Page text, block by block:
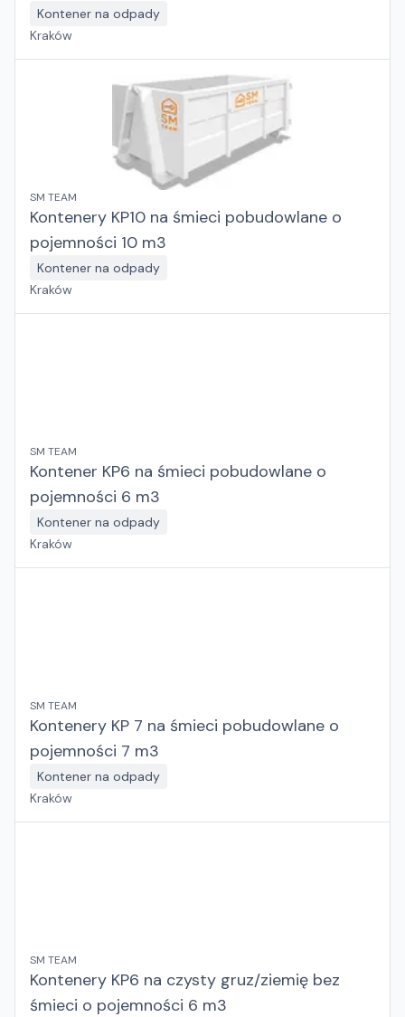
Kontener na odpady
Kraków
SM TEAM
Kontenery KP10 na śmieci pobudowlane o
pojemności 10 m3
Kontener na odpady
Kraków
SM TEAM
Kontener KP6 na śmieci pobudowlane o
pojemności 6 m3
Kontener na odpady
Kraków
SM TEAM
Kontenery KP 7 na śmieci pobudowlane o
pojemności 7 m3
Kontener na odpady
Kraków
SM TEAM
Kontenery KP6 na czysty gruz/ziemię bez
śmieci o pojemności 6 m3